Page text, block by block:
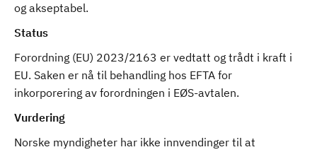
og akseptabel.
Status
Forordning (EU) 2023/2163 er vedtatt og trådt i kraft i
EU. Saken er nå til behandling hos EFTA for
inkorporering av forordningen i EØS-avtalen.
Vurdering
Norske myndigheter har ikke innvendinger til at